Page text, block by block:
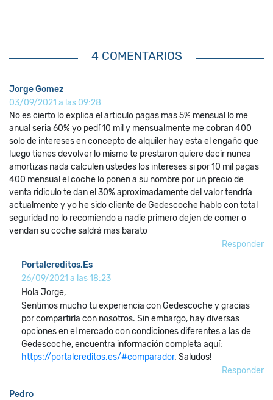
4 COMENTARIOS
Jorge Gomez
03/09/2021 a las 09:28
No es cierto lo explica el articulo pagas mas 5% mensual lo me
anual seria 60% yo pedí 10 mil y mensualmente me cobran 400
solo de intereses en concepto de alquiler hay esta el engaño que
luego tienes devolver lo mismo te prestaron quiere decir nunca
amortizas nada calculen ustedes los intereses si por 10 mil pagas
400 mensual el coche lo ponen a su nombre por un precio de
venta ridiculo te dan el 30% aproximadamente del valor tendría
actualmente y yo he sido cliente de Gedescoche hablo con total
seguridad no lo recomiendo a nadie primero dejen de comer o
vendan su coche saldrá mas barato
Responder
Portalcreditos.es
26/09/2021 a las 18:23
Hola Jorge,
Sentimos mucho tu experiencia con Gedescoche y gracias
por compartirla con nosotros. Sin embargo, hay diversas
opciones en el mercado con condiciones diferentes a las de
Gedescoche, encuentra información completa aquí:
https://portalcreditos.es/#comparador. Saludos!
Responder
Pedro